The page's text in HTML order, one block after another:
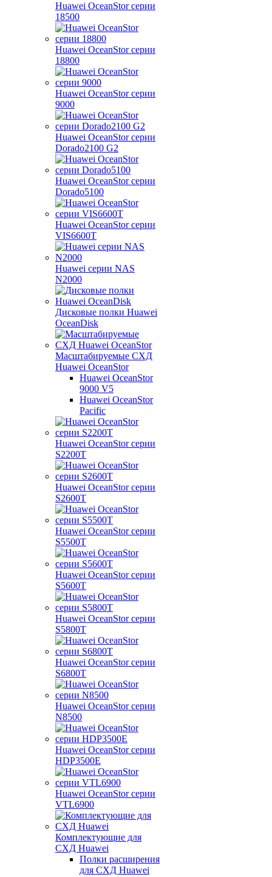
Huawei OceanStor серии
18500
Huawei OceanStor серии
18800
Huawei OceanStor серии
9000
Huawei OceanStor серии
Dorado2100 G2
Huawei OceanStor серии
Dorado5100
Huawei OceanStor серии
VIS6600T
Huawei серии NAS
N2000
Дисковые полки Huawei
OceanDisk
Масштабируемые СХД
Huawei OceanStor
Huawei OceanStor
9000 V5
Huawei OceanStor
Pacific
Huawei OceanStor серии
S2200T
Huawei OceanStor серии
S2600T
Huawei OceanStor серии
S5500T
Huawei OceanStor серии
S5600T
Huawei OceanStor серии
S5800T
Huawei OceanStor серии
S6800T
Huawei OceanStor серии
N8500
Huawei OceanStor серии
HDP3500E
Huawei OceanStor серии
VTL6900
Комплектующие для
СХД Huawei
Полки расширения
для СХД Huawei